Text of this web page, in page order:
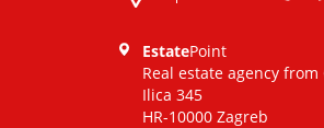
EstatePoint
Real estate agency from
Ilica 345
HR-10000 Zagreb